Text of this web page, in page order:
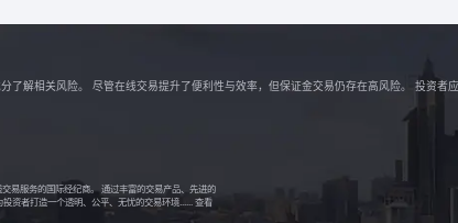
了解相关风险。 尽管在线交易提升了便利性与效率，但保证金交易仍存在高风险。 投资者
易服务的国际经纪商。 通过丰富的交易产品、先进的
资者打造一个透明、公平、无忧的交易环境...... 查看